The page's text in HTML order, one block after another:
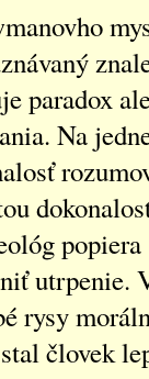
paradox
Na
utrpenie.
rysy
človek